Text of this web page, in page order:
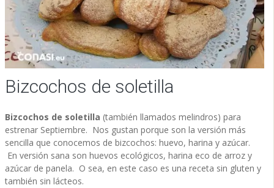
Bizcochos de soletilla
Bizcochos de soletilla (también llamados melindros) para
estrenar Septiembre. Nos gustan porque son la versión más
sencilla que conocemos de bizcochos: huevo, harina y azúcar.
En versión sana son huevos ecológicos, harina eco de arroz y
azúcar de panela. O sea, en este caso es una receta sin gluten y
también sin lácteos.